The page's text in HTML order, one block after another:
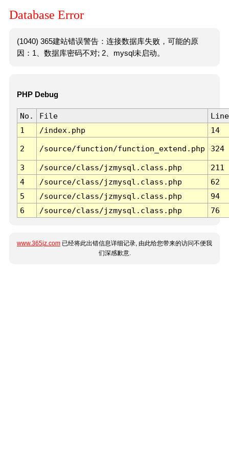
Database Error
(1040) 365建站错误警告：连接数据库失败，可能的原
因：1、数据库密码不对; 2、mysql未启动。
PHP Debug
No. File
Line
1
/index.php 14
2 /source/function/function_extend.php 324
3 /source/class/jzmysql.class.php
211
4
/source/class/jzmysql.class.php
62
5
/source/class/jzmysql.class.php
94
6
/source/class/jzmysql.class.php 76
www.365jz.com 已经将此出错信息详细记录, 由此给您带来的访问不便我
们深感歉意.